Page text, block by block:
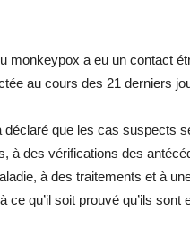
monkeypox a eu un contact
au cours des 21 derniers
déclaré que les cas suspects
à des vérifications des
à des traitements et à
ce qu’il soit prouvé qu’ils sont